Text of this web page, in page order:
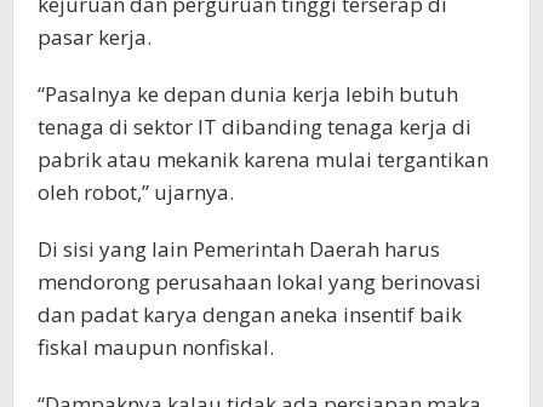
pasar kerja.
“Pasalnya ke depan dunia kerja lebih butuh
tenaga di sektor IT dibanding tenaga kerja di
pabrik atau mekanik karena mulai tergantikan
oleh robot,” ujarnya.
Di sisi yang lain Pemerintah Daerah harus
mendorong perusahaan lokal yang berinovasi
dan padat karya dengan aneka insentif baik
fiskal maupun nonfiskal.